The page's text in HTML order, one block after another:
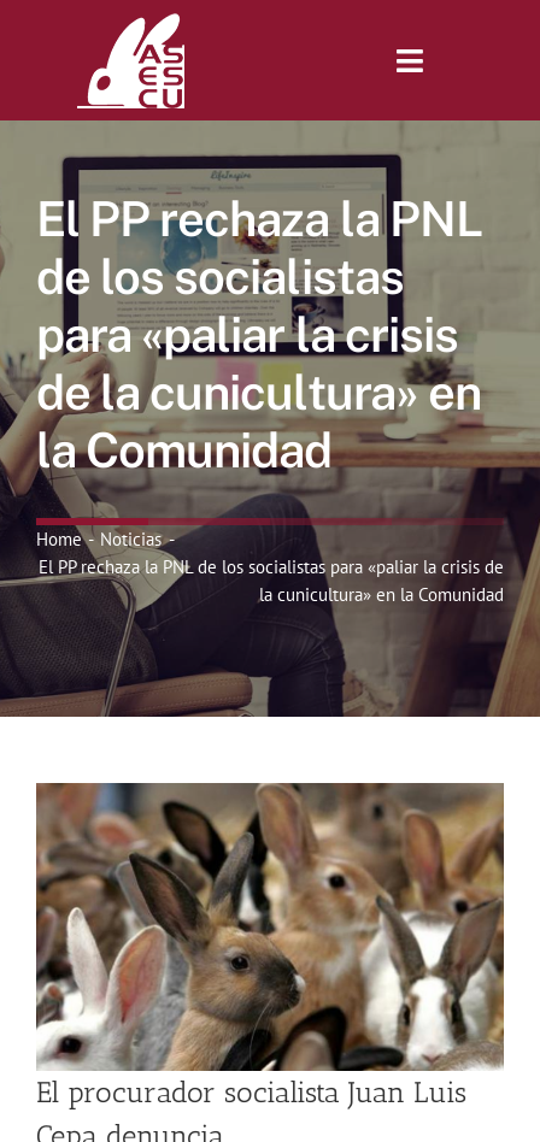
Toggle
Inicio
Revista
Tienda
Lonjas
Symposiums
Noticias
Hazte Socio
WooCommerce My Account
WooCommerce Cart
El PP rechaza la PNL
de los socialistas
para «paliar la crisis
de la cunicultura» en
la Comunidad
Home
Noticias
El PP rechaza la PNL de los socialistas para «paliar la crisis de
la cunicultura» en la Comunidad
El procurador socialista Juan Luis